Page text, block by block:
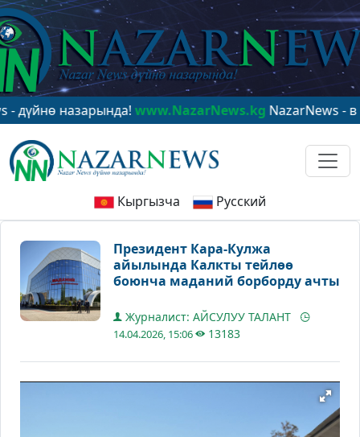
назарында!www.NazarNews.kgNazarNews - в
Кыргызча Русский
Президент Кара-Кулжа
айылында Калкты тейлөө
боюнча маданий борборду ачты
Журналист: АЙСУЛУУ ТАЛАНТ
14.04.2026, 15:06 13183